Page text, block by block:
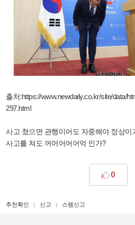
출처:https://www.newdaily.co.kr/site/data/
297.html
사고 쳤으면 관행이어도 자중해야 정상이
사고를 쳐도 꺼어어어어억 인가?
0
추천확인 신고 스팸신고